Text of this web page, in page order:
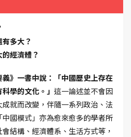
多大？
經濟體？
》一書中說：「中國歷史上存在
學的文化。」 這一論述並不會因
就而改變，伴隨一系列政治、法
國模式」亦為愈來愈多的學者所
結構、經濟體系、生活方式等，